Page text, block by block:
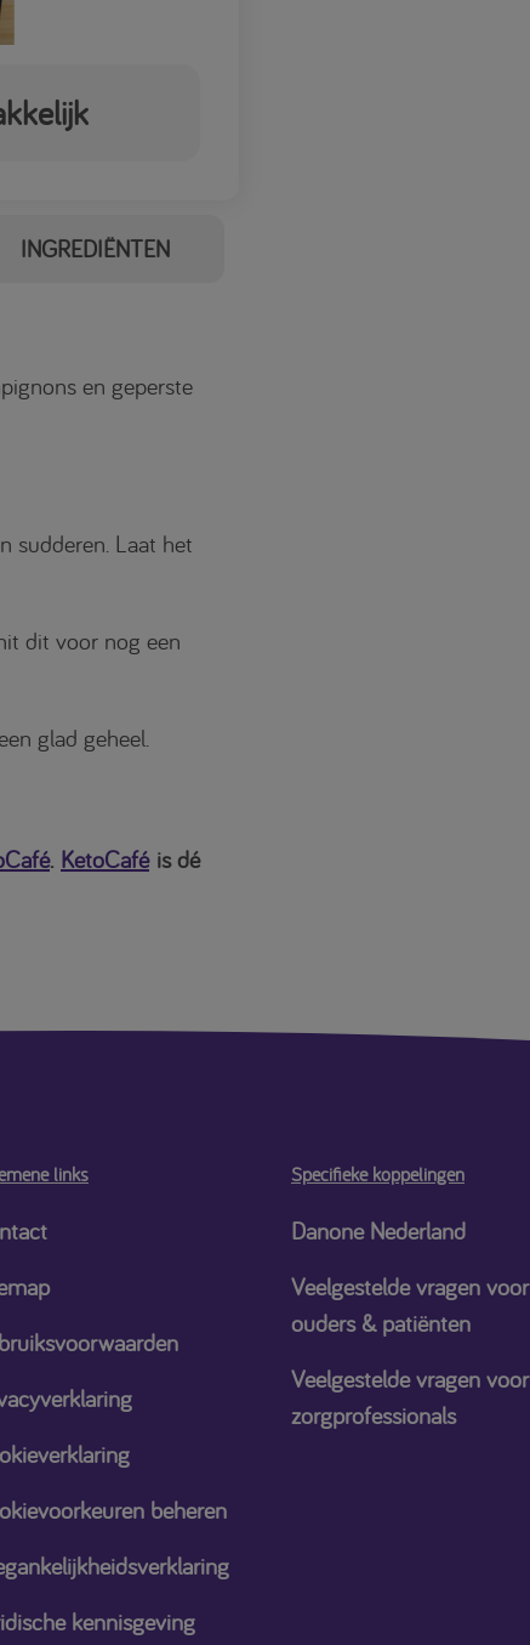
INGREDIËNTEN
en geperste
sudderen. Laat het
dit voor nog een
glad geheel.
. KetoCaféis dé
links
beheren
kennisgeving
Specifieke koppelingen
Danone Nederland
Veelgestelde vragen voor
ouders & patiënten
Veelgestelde vragen voor
zorgprofessionals